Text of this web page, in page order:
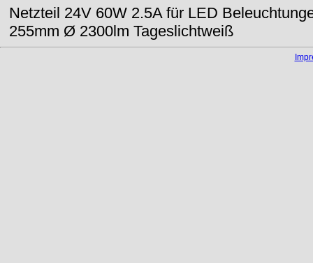
Netzteil 24V 60W 2.5A für LED
255mm Ø 2300lm Tageslichtweiß